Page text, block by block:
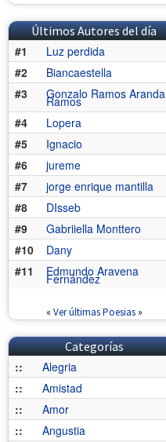
Últimos Autores del día
#1
Luz perdida
#2
Biancaestella
#3
Gonzalo Ramos Aranda
Ramos
#4
Lopera
#5
Ignacio
#6
jureme
#7
jorge enrique mantilla
#8
DIsseb
#9
Gabriiella Monttero
#10
Dany
#11
Edmundo Aravena
Fernández
« Ver últimas Poesias»
Categorías
::
Alegria
::
Amistad
::
Amor
::
Angustia